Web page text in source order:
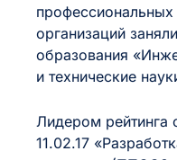
организаций
образования
и технические
Лидером рейтинга
11.02.17